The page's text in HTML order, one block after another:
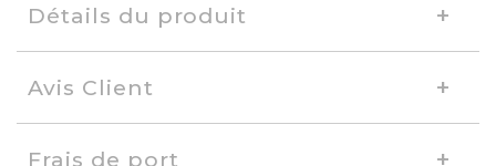
Détails du produit
Avis Client
Frais de port